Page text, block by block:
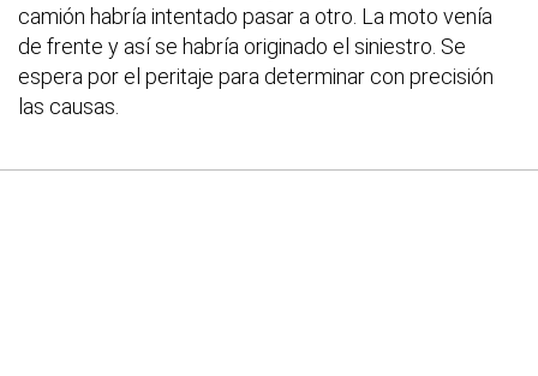
camión habría intentado pasar a otro. La moto venía
de frente y así se habría originado el siniestro. Se
espera por el peritaje para determinar con precisión
las causas.